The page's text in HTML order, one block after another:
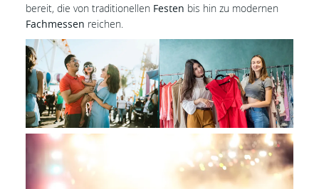
bereit, die von traditionellen Festen bis hin zu modernen
Fachmessen reichen.